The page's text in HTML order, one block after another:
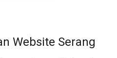
Website Serang